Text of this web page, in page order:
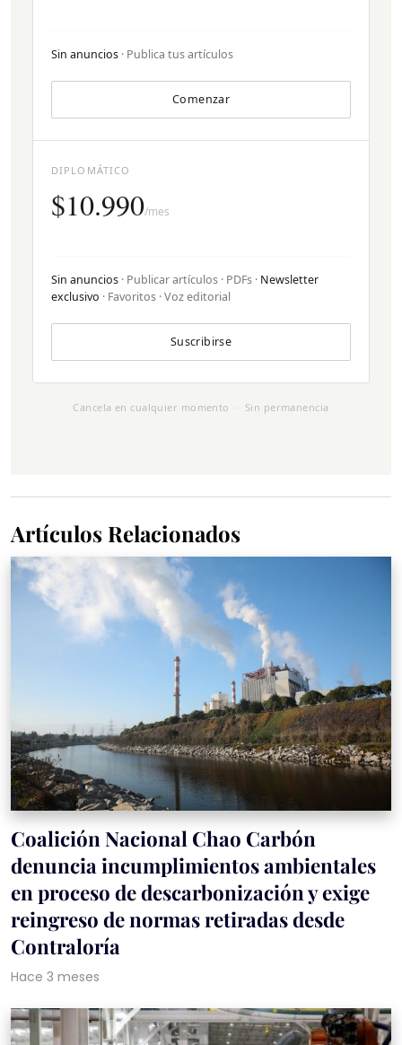
Sin anuncios · Publica tus artículos
Comenzar
DIPLOMÁTICO
$10.990/mes
Sin anuncios · Publicar artículos · PDFs · Newsletter
exclusivo · Favoritos · Voz editorial
Suscribirse
Cancela en cualquier momento · Sin permanencia
Artículos Relacionados
Coalición Nacional Chao Carbón
denuncia incumplimientos ambientales
en proceso de descarbonización y exige
reingreso de normas retiradas desde
Contraloría
Hace 3 meses